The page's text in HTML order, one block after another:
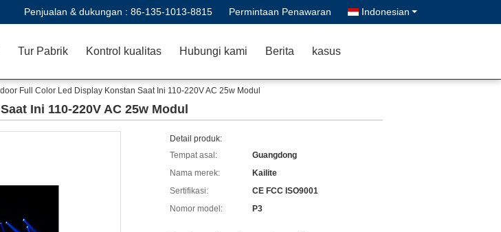
Penjualan & dukungan : 86-135-1013-8815 Permintaan Penawaran Indonesian
Tur Pabrik Kontrol kualitas Hubungi kami Berita kasus
Full Color Led Display Konstan Saat Ini 110-220V AC 25w Modul
Ini 110-220V AC 25w Modul
Detail produk:
Tempat asal:
Guangdong
Nama merek:
Kailite
Sertifikasi:
CE FCC ISO9001
Nomor model:
P3